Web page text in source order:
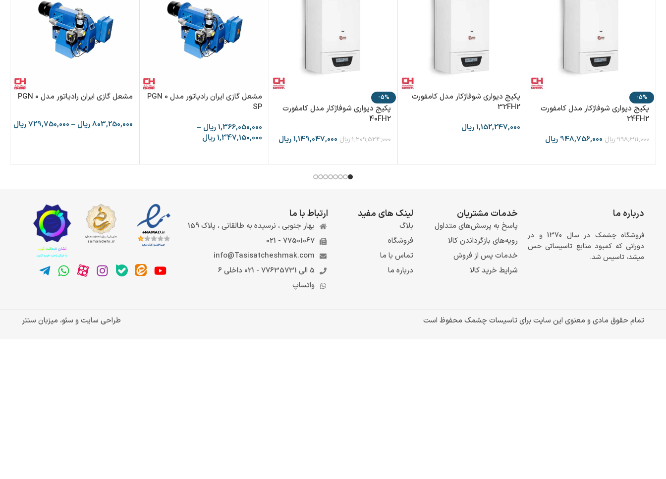
-5%
پکیج دیواری شوفاژکار مدل کامفورت
24FH2
998,691,000ریال 948,756,000 ریال
پکیج دیواری شوفاژکار مدل کامفورت
32FH2
1,152,247,000ریال
-5%
پکیج دیواری شوفاژکار مدل کامفورت
40FH2
1,209,524,000ریال 1,149,047,000ریال
مشعل گازی ایران رادیاتور مدل PGN 0
SP
1,366,050,000ریال –
1,347,150,000ریال
مشعل گازی ایران رادیاتور مدل PGN 0
803,250,000ریال –
729,750,000ریال
درباره ما
فروشگاه چشمک در سال 1370 و در
دورانی که کمبود منابع تاسیساتی حس
میشد، تاسیس شد.
خدمات مشتریان
پاسخ به پرسش‌های متداول
رویه‌های بازگرداندن کالا
خدمات پس از فروش
شرایط خرید کالا
لینک های مفید
بلاگ
فروشگاه
تماس با ما
درباره ما
ارتباط با ما
بهار جنوبی ، نرسیده به طالقانی ، پلاک 159
77501067 - 021
info@Tasisatcheshmak.com
5 الی 77635731 - 021 داخلی 6
واتساپ
تمام حقوق مادی و معنوی این سایت برای تاسیسات چشمک محفوظ است طراحی سایت و سئو، میزبان سنتر